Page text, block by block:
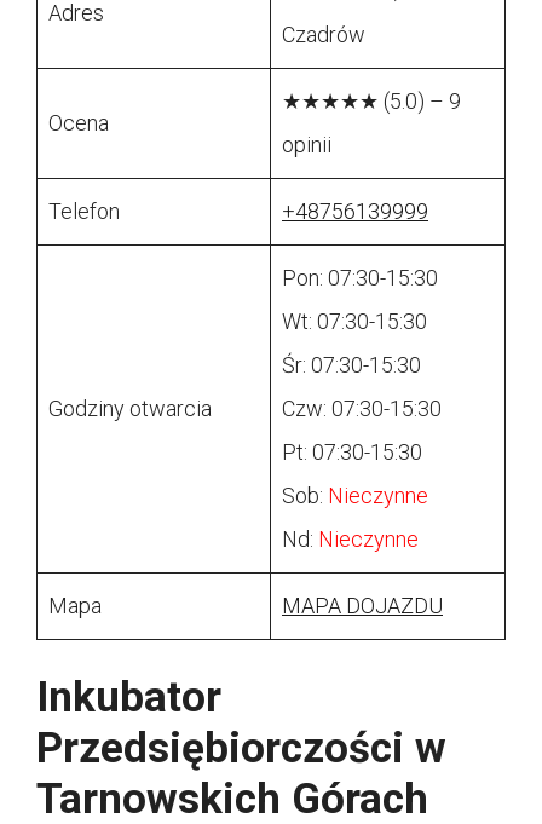
Adres
Czadrów
Ocena
★★★★★ (5.0) – 9
opinii
Telefon +48756139999
Godziny otwarcia
Pon: 07:30-15:30
Wt: 07:30-15:30
Śr: 07:30-15:30
Czw: 07:30-15:30
Pt: 07:30-15:30
Sob: Nieczynne
Nd: Nieczynne
Mapa MAPA DOJAZDU
Inkubator
Przedsiębiorczości w
Tarnowskich Górach